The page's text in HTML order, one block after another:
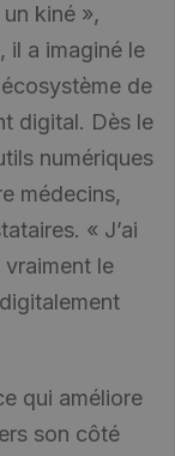
kiné »,
il a imaginé le
de
digital. Dès le
numériques
médecins,
« J’ai
le
qui améliore
son côté